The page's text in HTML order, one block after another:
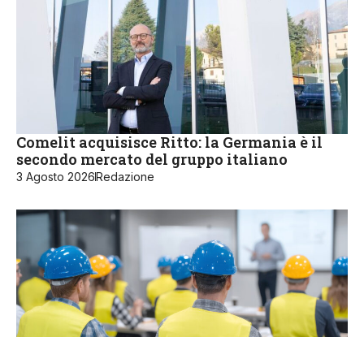
Comelit acquisisce Ritto: la Germania è il
secondo mercato del gruppo italiano
3 Agosto 2026Redazione